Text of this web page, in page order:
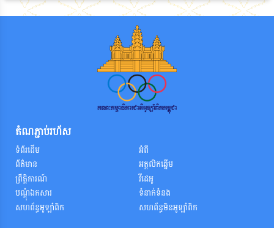
តំណភ្ជាប់រហ័ស
ទំព័រដើម
អំពី
ព័ត៌មាន
អត្តលិកឆ្នើម
ព្រឹត្តិការណ៍
វីដេអូ
បណ្តុំឯកសារ
ទំនាក់ទំនង
សហព័ន្ធអូឡាំពិក
សហព័ន្ធមិនអូឡាំពិក